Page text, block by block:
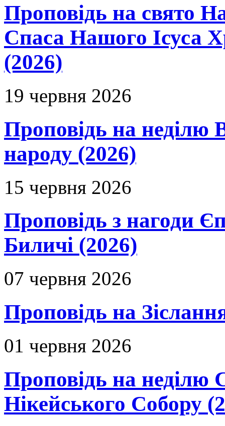
Проповідь на свято
Спаса Нашого Ісуса
(2026)
19 червня 2026
Проповідь на неділю
народу (2026)
15 червня 2026
Проповідь з нагоди
Биличі (2026)
07 червня 2026
Проповідь на
01 червня 2026
Проповідь на неділю
Нікейського Собору